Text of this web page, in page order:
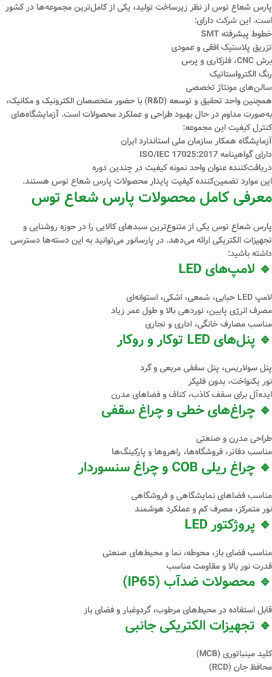
پارس شعاع توس از نظر زیرساخت تولید، یکی از کامل‌ترین مجموعه‌ها در کشور
است. این شرکت دارای:
خطوط پیشرفتهSMT
تزریق پلاستیک افقی و عمودی
برش CNC، فلزکاری و پرس
رنگ الکترواستاتیک
سالن‌های مونتاژ تخصصی
همچنینواحد تحقیق و توسعه (R&D)
با حضور متخصصان الکترونیک و مکانیک،
به‌صورت مداوم در حال بهبود طراحی و عملکرد محصولات است. آزمایشگاه‌های
کنترل کیفیت این مجموعه:
آزمایشگاه همکار سازمان ملی استاندارد ایران
دارای گواهینامهISO/IEC 17025:2017
دریافت‌کننده عنوانواحد نمونه کیفیتدر چندین دوره
این موارد تضمین‌کننده کیفیت پایدار محصولات پارس شعاع توس هستند.
معرفی کامل محصولات پارس شعاع توس
پارس شعاع توس یکی از متنوع‌ترین سبدهای کالایی را در حوزه روشنایی و
تجهیزات الکتریکی ارائه می‌دهد. در پارسانور می‌توانید به این دسته‌ها دسترسی
داشته باشید:
🔹 لامپ‌های LED
لامپ LED حبابی، شمعی، اشکی، استوانه‌ای
مصرف انرژی پایین، نوردهی بالا و طول عمر زیاد
مناسب مصارف خانگی، اداری و تجاری
🔹 پنل‌های LED توکار و روکار
پنل سولاریس، پنل سقفی مربعی و گرد
نور یکنواخت، بدون فلیکر
ایده‌آل برای سقف کاذب، کناف و فضاهای مدرن
🔹 چراغ‌های خطی و چراغ سقفی
طراحی مدرن و صنعتی
مناسب دفاتر، فروشگاه‌ها، راهروها و پارکینگ‌ها
🔹 چراغ ریلی COB و چراغ سنسوردار
مناسب فضاهای نمایشگاهی و فروشگاهی
نور متمرکز، مصرف کم و عملکرد هوشمند
🔹 پروژکتور LED
مناسب فضای باز، محوطه، نما و محیط‌های صنعتی
قدرت نور بالا و مقاومت مناسب
🔹 محصولات ضدآب (IP65)
قابل استفاده در محیط‌های مرطوب، گردوغبار و فضای باز
🔹 تجهیزات الکتریکی جانبی
کلید مینیاتوری (MCB)
محافظ جان (RCD)